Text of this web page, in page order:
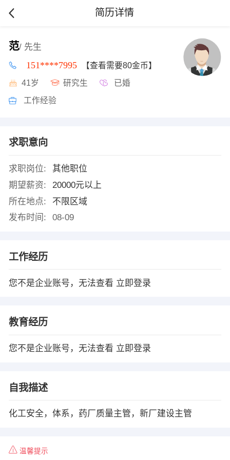
简历详情
范/ 先生
151****7995 【查看需要80金币】
41岁 研究生 已婚
工作经验
求职意向
求职岗位:
其他职位
期望薪资:
20000元以上
所在地点:
不限区域
发布时间:
08-09
工作经历
您不是企业账号，无法查看 立即登录
教育经历
您不是企业账号，无法查看 立即登录
自我描述
化工安全，体系，药厂质量主管，新厂建设主管
温馨提示